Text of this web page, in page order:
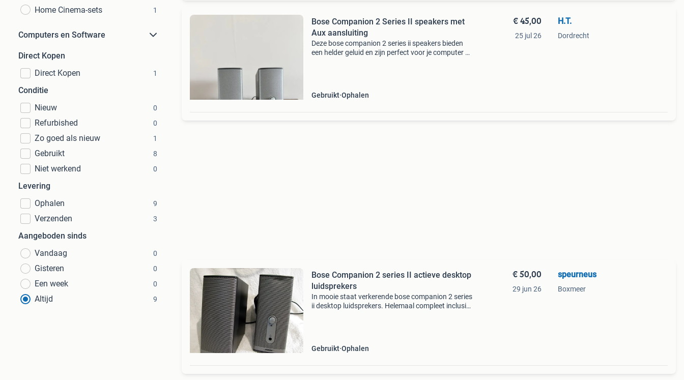
Home Cinema-sets 1
Computers en Software
Direct Kopen
Direct Kopen
1
Conditie
Nieuw
0
Refurbished 0
Zo goed als nieuw 1
Gebruikt 8
Niet werkend 0
Levering
Ophalen
9
Verzenden 3
Aangeboden sinds
Vandaag
0
Gisteren 0
Een week 0
Altijd 9
Bose Companion 2 Series II speakers met
Aux aansluiting
Deze bose companion 2 series ii speakers bieden
een helder geluid en zijn perfect voor je computer of
Gebruikt Ophalen
€ 45,00
25 jul 26
H.T.
Dordrecht
Bose Companion 2 series II actieve desktop
luidsprekers
In mooie staat verkerende bose companion 2 series
ii desktop luidsprekers. Helemaal compleet inclusief
Gebruikt Ophalen
€ 50,00
29 jun 26
speurneus
Boxmeer